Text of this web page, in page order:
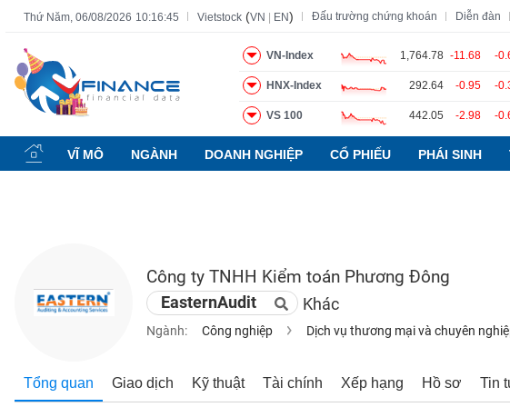
Thứ Năm, 06/08/2026 10:16:46 Vietstock (VN EN) Đấu trường chứng khoán Diễn đàn
VN-Index 1,764.78 -11.68 -
HNX-Index 292.64 -0.95 -
VS 100 442.05 -2.98 -
VĨ MÔ NGÀNH DOANH NGHIỆP CỔ PHIẾU PHÁI SINH
Công ty TNHH Kiểm toán Phương Đông
EasternAudit Khác
Ngành: Công nghiệp Dịch vụ thương mại và chuyên
Tổng quan Giao dịch Kỹ thuật Tài chính Xếp hạng Hồ sơ Tin
Tất cả Tính năng Ngành Mã chứng khoán Lãnh đạo
Tính
năng
(-)
KHOÁN
NGHIỆP